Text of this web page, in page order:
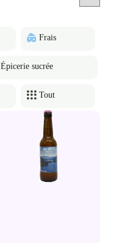
Frais
Épicerie sucrée
Tout